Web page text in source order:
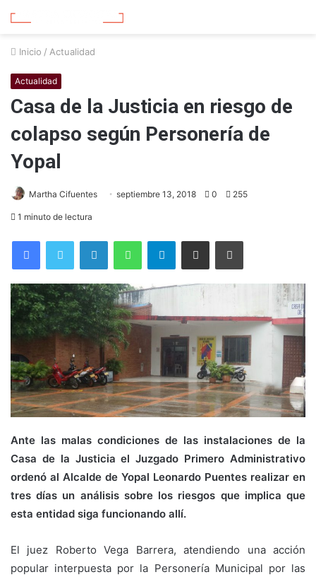
Inicio / Actualidad
Actualidad
Casa de la Justicia en riesgo de
colapso según Personería de
Yopal
Martha Cifuentes septiembre 13, 2018 0 255
1 minuto de lectura
FacebookTwitter LinkedInWhatsAppTelegramCompartir por correo electrónicoImprimir
Ante las malas condiciones de las instalaciones de la
Casa de la Justicia el Juzgado Primero Administrativo
ordenó al Alcalde de Yopal Leonardo Puentes realizar en
tres días un análisis sobre los riesgos que implica que
esta entidad siga funcionando allí.
El juez Roberto Vega Barrera, atendiendo una acción
popular interpuesta por la Personería Municipal por las